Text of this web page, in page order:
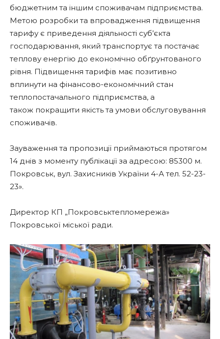
бюджетним та іншим споживачам підприємства.
Метою розробки та впровадження підвищення
тарифу є приведення діяльності суб’єкта
господарювання, який транспортує та постачає
теплову енергію до економічно обґрунтованого
рівня. Підвищення тарифів має позитивно
вплинути на фінансово-економічний стан
теплопостачального підприємства, а
також покращити якість та умови обслуговування
споживачів.
Зауваження та пропозиції приймаються протягом
14 днів з моменту публікації за адресою: 85300 м.
Покровськ, вул. Захисників України 4-А тел. 52-23-
23».
Директор КП „Покровськтепломережа»
Покровської міської ради.